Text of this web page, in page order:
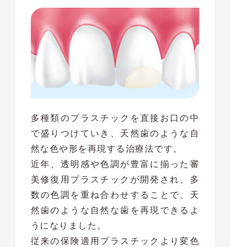
多種類のプラスチックを直接お口の中
で盛りつけていき、天然歯のような自
然な色や形を再現する治療法です。
近年、透明感や色調が豊富に揃った審
美修復用プラスチックが開発され、多
数の色調を重ね合わせすることで、天
然歯のような自然な歯を再現できるよ
うになりました。
従来の保険適用プラスチックより変色